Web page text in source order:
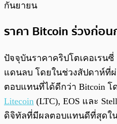
กันยายน
ราคา Bitcoin ร่วงก่อ
ปัจจุบันราคาคริปโตเคอเรน
แดนลบ โดยในช่วงสัปดาห์ที่ผ่
ตอบแทนที่ได้ดีกว่า Bitcoin โ
Litecoin (LTC), EOS และ
ดิจิทัลที่มีผลตอบแทนดีที่สุดใน